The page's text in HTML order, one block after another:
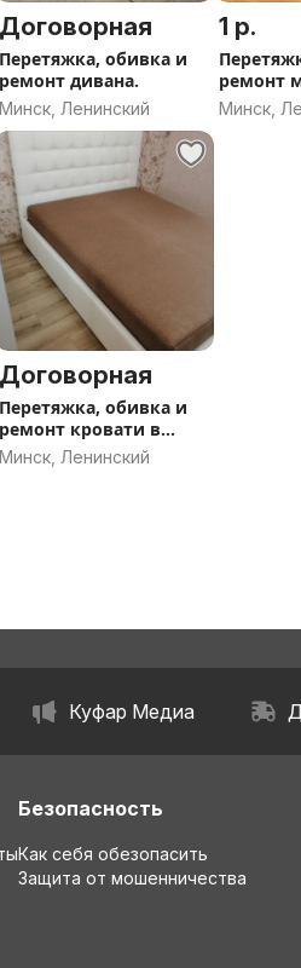
Договорная
Перетяжка, обивка и
ремонт дивана.
Минск, Ленинский
1 р.
ремонт
в
Минск,
Договорная
Перетяжка, обивка и
ремонт кровати в
Минске.
Минск, Ленинский
Куфар Медиа
Безопасность
Как себя обезопасить
Защита от мошенничества